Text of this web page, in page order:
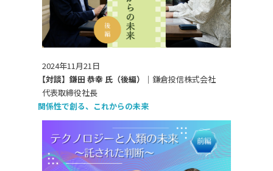
2024年11月21日
【対談】鎌田 恭幸 氏（後編）｜鎌倉投信株式会社
代表取締役社長
関係性で創る、これからの未来